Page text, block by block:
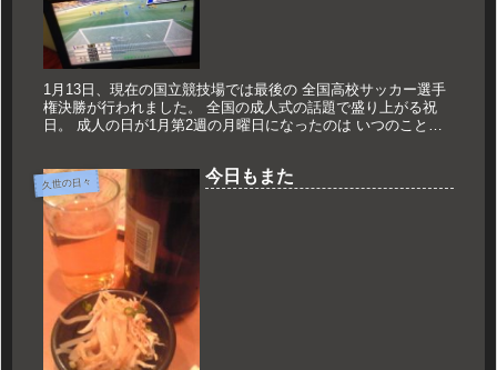
1月13日、現在の国立競技場では最後の 全国高校サッカー選手
権決勝が行われました。 全国の成人式の話題で盛り上がる祝
日。 成人の日が1月第2週の月曜日になったのは いつのことだ
久世の日々 今日もまた